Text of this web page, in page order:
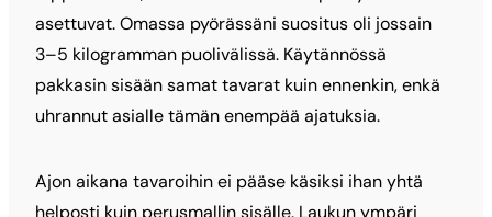
asettuvat. Omassa pyörässäni suositus oli jossain
3–5 kilogramman puolivälissä. Käytännössä
pakkasin sisään samat tavarat kuin ennenkin, enkä
uhrannut asialle tämän enempää ajatuksia.
Ajon aikana tavaroihin ei pääse käsiksi ihan yhtä
helposti kuin perusmallin sisälle. Laukun ympäri